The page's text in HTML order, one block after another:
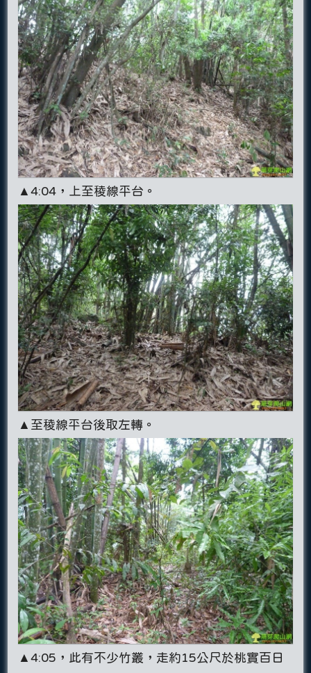
▲4:04，上至稜線平台。
▲至稜線平台後取左轉。
▲4:05，此有不少竹叢，走約15公尺於桃實百日